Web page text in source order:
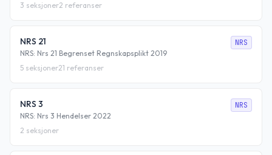
3 seksjoner2 referanser
NRS 21
NRS: Nrs 21 Begrenset Regnskapsplikt 2019
NRS
5 seksjoner21 referanser
NRS 3
NRS: Nrs 3 Hendelser 2022
NRS
2 seksjoner